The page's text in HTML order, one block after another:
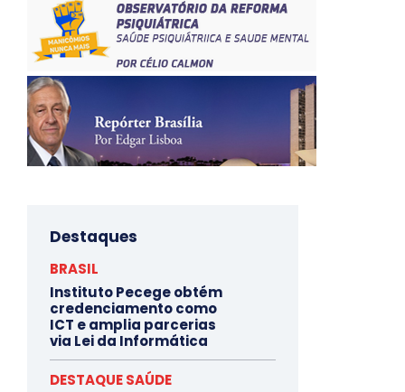
Destaques
BRASIL
Instituto Pecege obtém
credenciamento como
ICT e amplia parcerias
via Lei da Informática
DESTAQUE SAÚDE